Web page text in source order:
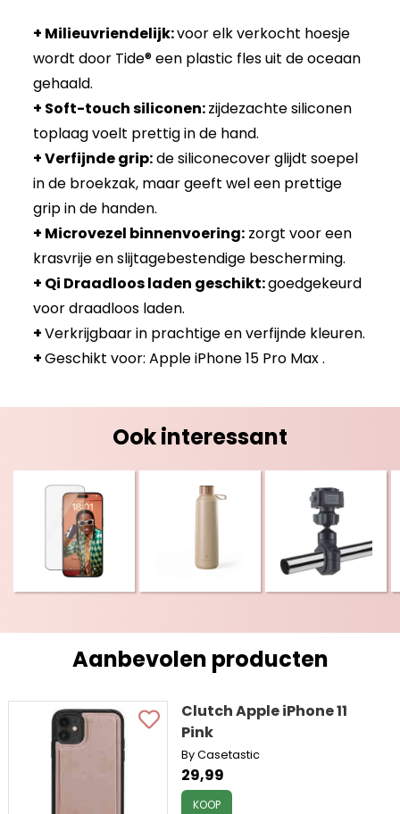
+ Milieuvriendelijk:voor elk verkocht hoesje
wordt door Tide® een plastic fles uit de oceaan
gehaald.
+ Soft-touch siliconen:zijdezachte siliconen
toplaag voelt prettig in de hand.
+ Verfijnde grip:de siliconecover glijdt soepel
in de broekzak, maar geeft wel een prettige
grip in de handen.
+ Microvezel binnenvoering: zorgt voor een
krasvrije en slijtagebestendige bescherming.
+ Qi Draadloos laden geschikt:goedgekeurd
voor draadloos laden.
+Verkrijgbaar in prachtige en verfijnde kleuren.
+Geschikt voor: Apple iPhone 15 Pro Max .
Ook interessant
Aanbevolen producten
Clutch Apple iPhone 11
Pink
By Casetastic
29,99
KOOP